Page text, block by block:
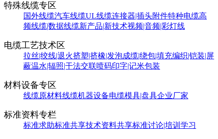
特殊线缆专区
国外线缆汽车线缆UL线缆连接器|插头附件特种电缆高
频线缆|数据线缆新产品|新技术视频|音频|彩灯线
电缆工艺技术区
拉丝|绞线|退火挤塑|挤橡|发泡成缆|绕包|填充编织|铠装|屏
蔽温水|辐照|干法交联喷码印字|记米包装
材料设备专区
线缆原材料线缆机器设备电缆模具|盘具企业厂家
标准资料专栏
标准求助标准共享技术资料共享标准讨论|培训学习